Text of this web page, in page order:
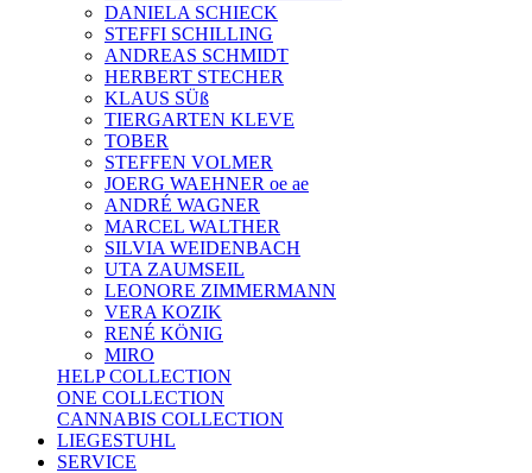
DANIELA SCHIECK
STEFFI SCHILLING
ANDREAS SCHMIDT
HERBERT STECHER
KLAUS SÜß
TIERGARTEN KLEVE
TOBER
STEFFEN VOLMER
JOERG WAEHNER oe ae
ANDRÉ WAGNER
MARCEL WALTHER
SILVIA WEIDENBACH
UTA ZAUMSEIL
LEONORE ZIMMERMANN
VERA KOZIK
RENÉ KÖNIG
MIRO
HELP COLLECTION
ONE COLLECTION
CANNABIS COLLECTION
LIEGESTUHL
SERVICE